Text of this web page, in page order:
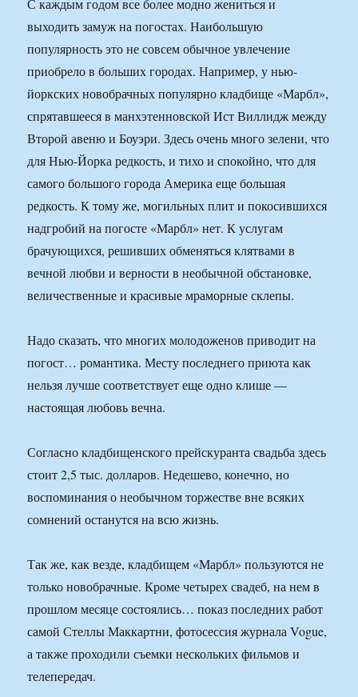
С каждым годом все более модно жениться и
выходить замуж на погостах. Наибольшую
популярность это не совсем обычное увлечение
приобрело в больших городах. Например, у нью-
йоркских новобрачных популярно кладбище «Марбл»,
спрятавшееся в манхэтенновской Ист Виллидж между
Второй авеню и Боуэри. Здесь очень много зелени, что
для Нью-Йорка редкость, и тихо и спокойно, что для
самого большого города Америка еще большая
редкость. К тому же, могильных плит и покосившихся
надгробий на погосте «Марбл» нет. К услугам
брачующихся, решивших обменяться клятвами в
вечной любви и верности в необычной обстановке,
величественные и красивые мраморные склепы.
Надо сказать, что многих молодоженов приводит на
погост… романтика. Месту последнего приюта как
нельзя лучше соответствует еще одно клише —
настоящая любовь вечна.
Согласно кладбищенского прейскуранта свадьба здесь
стоит 2,5 тыс. долларов. Недешево, конечно, но
воспоминания о необычном торжестве вне всяких
сомнений останутся на всю жизнь.
Так же, как везде, кладбищем «Марбл» пользуются не
только новобрачные. Кроме четырех свадеб, на нем в
прошлом месяце состоялись… показ последних работ
самой Стеллы Маккартни, фотосессия журнала Vogue,
а также проходили съемки нескольких фильмов и
телепередач.